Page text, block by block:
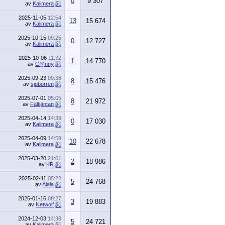
av Kalimera
2025-11-05 12:54
av Kalimera 13 15 674
2025-10-15 09:25
av Kalimera 0 12 727
2025-10-06 11:32
av C@nny 1 14 770
2025-09-23 09:38
av sjöborren 8 15 476
2025-07-01 05:05
av Fältjäntan 8 21 972
2025-04-14 14:39
av Kalimera 0 17 030
2025-04-09 14:59
av Kalimera 10 22 678
2025-03-20 21:01
av KR 2 18 986
2025-02-11 05:22
avAlala 5 24 768
2025-01-16 08:27
av Netwolf 3 19 883
2024-12-03 14:38
5 24 721